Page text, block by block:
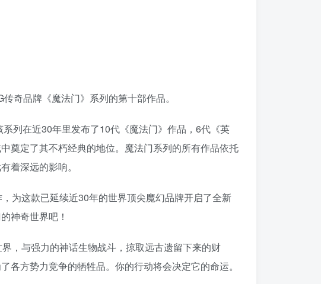
奇品牌《魔法门》系列的第十部作品。
列在近30年里发布了10代《魔法门》作品，6代《英
奠定了其不朽经典的地位。魔法门系列的所有作品依托
着深远的影响。
为这款已延续近30年的世界顶尖魔幻品牌开启了全新
神奇世界吧！
，与强力的神话生物战斗，掠取远古遗留下来的财
方势力竞争的牺牲品。你的行动将会决定它的命运。